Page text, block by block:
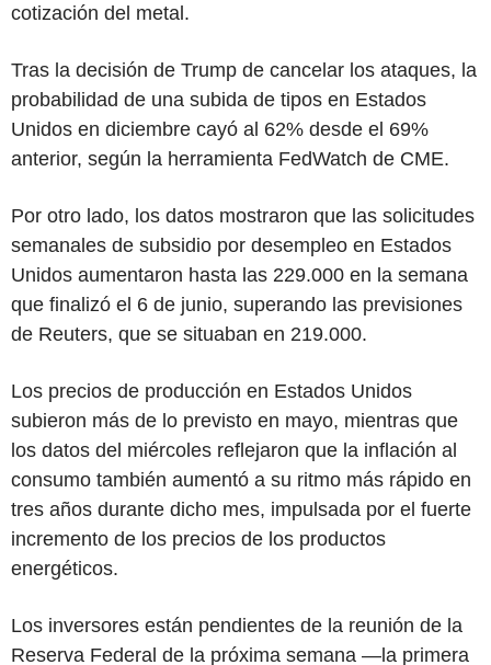
cotización del metal.
Tras la decisión de Trump de cancelar los ataques, la
probabilidad de una subida de tipos en Estados
Unidos en diciembre cayó al 62% desde el 69%
anterior, según la herramienta FedWatch de CME.
Por otro lado, los datos mostraron que las solicitudes
semanales de subsidio por desempleo en Estados
Unidos aumentaron hasta las 229.000 en la semana
que finalizó el 6 de junio, superando las previsiones
de Reuters, que se situaban en 219.000.
Los precios de producción en Estados Unidos
subieron más de lo previsto en mayo, mientras que
los datos del miércoles reflejaron que la inflación al
consumo también aumentó a su ritmo más rápido en
tres años durante dicho mes, impulsada por el fuerte
incremento de los precios de los productos
energéticos.
Los inversores están pendientes de la reunión de la
Reserva Federal de la próxima semana —la primera